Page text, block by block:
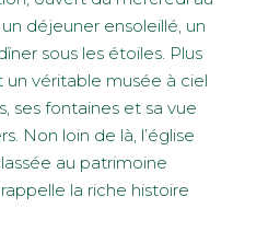
déjeuner ensoleillé, un
sous les étoiles. Plus
un véritable musée à ciel
ses fontaines et sa vue
Non loin de là, l’église
au patrimoine
la riche histoire